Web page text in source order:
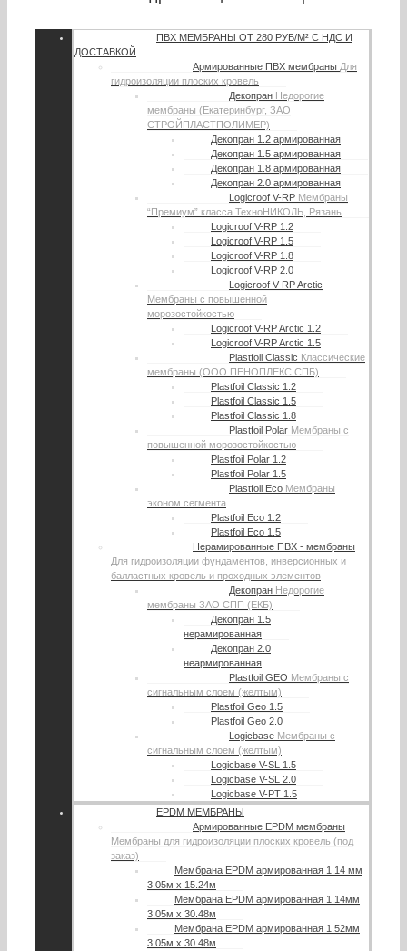
ПВХ МЕМБРАНЫ ОТ 280 РУБ/М² С НДС И
ДОСТАВКОЙ
Армированные ПВХ мембраны Для
гидроизоляции плоских кровель
Декопран Недорогие
мембраны (Екатеринбург, ЗАО
СТРОЙПЛАСТПОЛИМЕР)
Декопран 1.2 армированная
Декопран 1.5 армированная
Декопран 1.8 армированная
Декопран 2.0 армированная
Logicroof V-RP Мембраны
“Премиум” класса ТехноНИКОЛЬ, Рязань
Logicroof V-RP 1.2
Logicroof V-RP 1.5
Logicroof V-RP 1.8
Logicroof V-RP 2.0
Logicroof V-RP Arctic
Мембраны с повышенной
морозостойкостью
Logicroof V-RP Arctic 1.2
Logicroof V-RP Arctic 1.5
Plastfoil Classic Классические
мембраны (ООО ПЕНОПЛЕКС СПБ)
Plastfoil Classic 1.2
Plastfoil Classic 1.5
Plastfoil Classic 1.8
Plastfoil Polar Мембраны с
повышенной морозостойкостью
Plastfoil Polar 1.2
Plastfoil Polar 1.5
Plastfoil Eco Мембраны
эконом сегмента
Plastfoil Eco 1.2
Plastfoil Eco 1.5
Нерамированные ПВХ - мембраны
Для гидроизоляции фундаментов, инверсионных и
балластных кровель и проходных элементов
Декопран Недорогие
мембраны ЗАО СПП (ЕКБ)
Декопран 1.5
нерамированная
Декопран 2.0
неармированная
Plastfoil GEO Мембраны с
сигнальным слоем (желтым)
Plastfoil Geo 1.5
Plastfoil Geo 2.0
Logicbase Мембраны с
сигнальным слоем (желтым)
Logicbase V-SL 1.5
Logicbase V-SL 2.0
Logicbase V-PT 1.5
EPDM МЕМБРАНЫ
Армированные EPDM мембраны
Мембраны для гидроизоляции плоских кровель (под
заказ)
Мембрана EPDM армированная 1.14 мм
3.05м х 15.24м
Мембрана EPDM армированная 1.14мм
3.05м х 30.48м
Мембрана EPDM армированная 1.52мм
3.05м х 30.48м